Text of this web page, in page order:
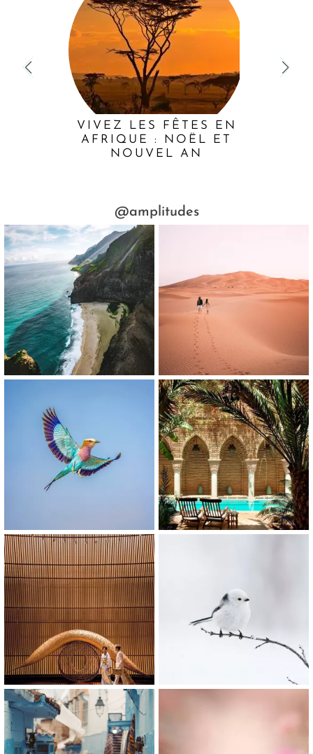
VIVEZ LES FÊTES EN
AFRIQUE : NOËL ET
NOUVEL AN
@amplitudes